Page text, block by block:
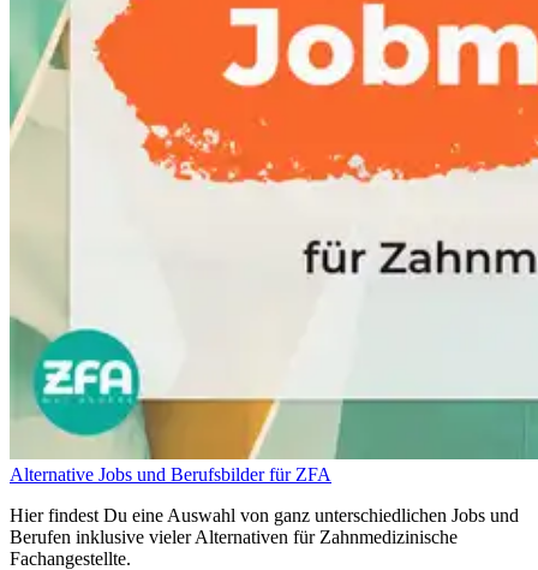
Alternative Jobs und Berufsbilder für ZFA
Hier findest Du eine Auswahl von ganz unterschiedlichen Jobs und
Berufen inklusive vieler Alternativen für Zahnmedizinische
Fachangestellte.